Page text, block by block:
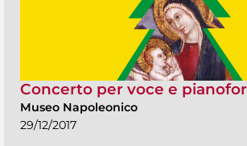
Concerto per voce e
Museo Napoleonico
29/12/2017